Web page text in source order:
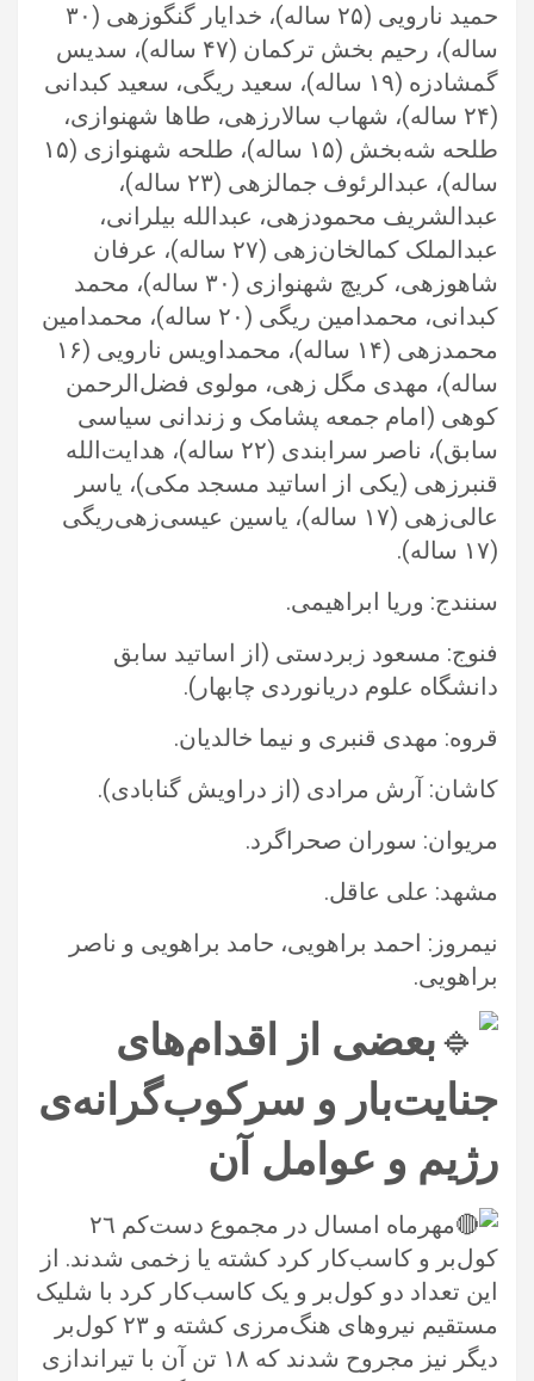
حمید نارویی ‏‏(۲۵ ساله)، خدایار گنگوزهی (۳۰
ساله)، رحیم بخش ترکمان (۴۷ ساله)، سدیس
گمشادزه (۱۹ ساله)، سعید ریگی، سعید کبدانی
(۲۴ ساله)، ‏شهاب سالارزهی، طاها شهنوازی،
طلحه شه‌بخش (۱۵ ساله)، طلحه شهنوازی (۱۵
ساله)، عبدالرئوف جمالزهی (۲۳ ساله)،
عبدالشریف ‏محمودزهی، عبدالله بیلرانی،
عبدالملک کمالخان‌زهی (۲۷ ساله)، عرفان
شاهوزهی، کریچ شهنوازی (۳۰ ساله)، محمد
کبدانی، محمدامین ریگی ‏‏(۲۰ ساله)، محمدامین
محمدزهی (۱۴ ساله)، محمداویس نارویی (۱۶
ساله)، مهدی مگل زهی، مولوی فضل‌الرحمن
کوهی (امام جمعه پشامک و ‏زندانی سیاسی
سابق)، ناصر سرابندی (۲۲ ساله)، هدایت‌الله
قنبرزهی (یکی از اساتید مسجد مکی)، یاسر
عالی‌زهی (۱۷ ساله)، یاسین ‏عیسی‌زهی‌ریگی
(۱۷ ساله).‏
سنندج: وریا ابراهیمی.‏
فنوج: مسعود زبردستی (از اساتید سابق
دانشگاه علوم دریانوردی چابهار).‏
قروه: مهدی قنبری و نیما خالدیان.‏
کاشان: آرش مرادی (از دراویش گنابادی).‏
مریوان: سوران صحراگرد.‏
مشهد: علی عاقل.‏
نیمروز: احمد براهویی، حامد براهویی و ناصر
براهویی.‏
بعضی از اقدام‌های
جنایت‌بار و سرکوب‌گرانه‌ی
رژیم و عوامل آن
مهرماه امسال در مجموع دست‌کم ٢٦
کول‌بر و کاسب‌کار کرد کشته یا زخمی شدند. از
این تعداد دو کول‌بر و یک کاسب‌کار کرد با شلیک
‏مستقیم نیروهای هنگ‌مرزی کشته و ٢٣ کول‌بر
دیگر نیز مجروح شدند که ١٨ تن آن با تیراندازی